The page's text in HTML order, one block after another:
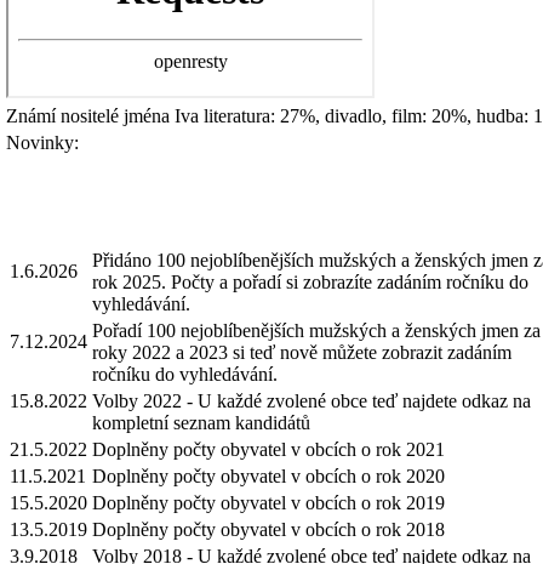
Známí nositelé jména Iva literatura: 27%, divadlo, film: 20%, hudba:
Novinky:
1.6.2026
Přidáno 100 nejoblíbenějších mužských a ženských jmen
rok 2025. Počty a pořadí si zobrazíte zadáním ročníku do
vyhledávání.
7.12.2024
Pořadí 100 nejoblíbenějších mužských a ženských jmen za
roky 2022 a 2023 si teď nově můžete zobrazit zadáním
ročníku do vyhledávání.
15.8.2022 Volby 2022 - U každé zvolené obce teď najdete odkaz na
kompletní seznam kandidátů
21.5.2022 Doplněny počty obyvatel v obcích o rok 2021
11.5.2021 Doplněny počty obyvatel v obcích o rok 2020
15.5.2020 Doplněny počty obyvatel v obcích o rok 2019
13.5.2019 Doplněny počty obyvatel v obcích o rok 2018
3.9.2018
Volby 2018 - U každé zvolené obce teď najdete odkaz na